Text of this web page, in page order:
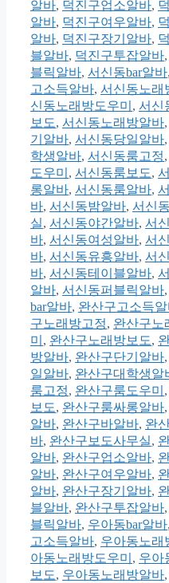
알바, 덕진구업소알바,
알바, 덕진구여우알바,
알바, 덕진구장기알바,
블알바, 덕진구투잡알바,
블릭알바, 서신동bar알바,
고소득알바, 서신동노래
신동노래방도우미 , 서신
보도, 서신동노래방알바,
기알바, 서신동당일알바,
학생알바, 서신동룸고정,
도우미 , 서신동룸보도,
롱알바, 서신동룸알바,
바, 서신동밤알바, 서신
실, 서신동야간알바, 서
바, 서신동여성알바, 서
바, 서신동유흥알바, 서
바, 서신동테이블알바,
알바, 서신동퍼블릭알바,
bar알바, 완산구고소득
구노래방고정, 완산구노
미 , 완산구노래방보도,
방알바, 완산구단기알바,
일알바, 완산구대학생알
룸고정, 완산구룸도우미 ,
보도, 완산구룸싸롱알바,
알바, 완산구바알바, 완
바, 완산구보도사무실,
알바, 완산구업소알바,
알바, 완산구여우알바,
알바, 완산구장기알바,
블알바, 완산구투잡알바,
블릭알바, 우아동bar알바,
고소득알바, 우아동노래
아동노래방도우미 , 우아
보도, 우아동노래방알바,